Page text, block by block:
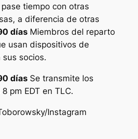
tiempo con otras
a diferencia de otras
días Miembros del reparto
usan dispositivos de
sus socios.
días Se transmite los
pm EDT en TLC.
Instagram